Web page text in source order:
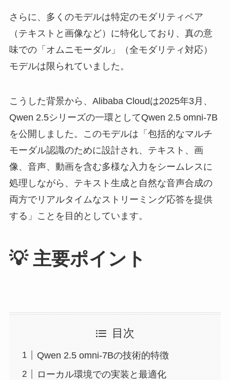
さらに、多くのモデルは特定のモダリティペア
（テキストと画像など）に特化しており、真の意
味での「オムニモーダル」（全モダリティ対応）
モデルは限られていました。
こうした背景から、Alibaba Cloudは2025年3月、
Qwen 2.5シリーズの一環としてQwen 2.5 omni-7B
を公開しました。このモデルは「包括的なマルチ
モーダル認識のために設計され、テキスト、画
像、音声、動画を含む多様な入力をシームレスに
処理しながら、テキスト生成と自然な音声合成の
両方でリアルタイムなストリーミング応答を提供
する」ことを目的としています。
💡 主要ポイント
目次
Qwen 2.5 omni-7Bの技術的特徴
ローカル環境での実装と最適化